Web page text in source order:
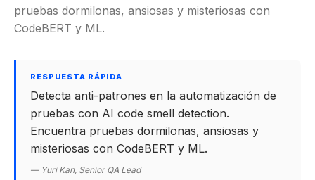
pruebas dormilonas, ansiosas y misteriosas con
CodeBERT y ML.
RESPUESTA RÁPIDA
Detecta anti-patrones en la automatización de
pruebas con AI code smell detection.
Encuentra pruebas dormilonas, ansiosas y
misteriosas con CodeBERT y ML.
— Yuri Kan, Senior QA Lead